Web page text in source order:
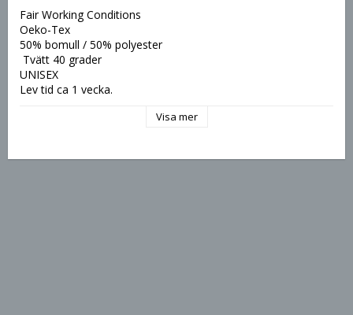
Fair Working Conditions
Oeko-Tex
50% bomull / 50% polyester
UNISEX
Lev tid ca 1 vecka.
Visa mer